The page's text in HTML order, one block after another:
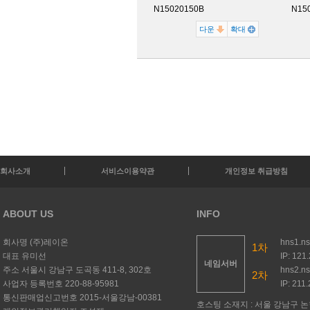
N15020150B
다운 확대
회사소개 서비스이용약관 개인정보 취급방침
ABOUT US
회사명 (주)레이온
대표 유미선
주소 서울시 강남구 도곡동 411-8, 302호
사업자 등록번호 220-88-95981
통신판매업신고번호 2015-서울강남-00381
INFO
네임서버
1차
IP:
2차
IP:
호스팅 소재지 : 서울 강남구